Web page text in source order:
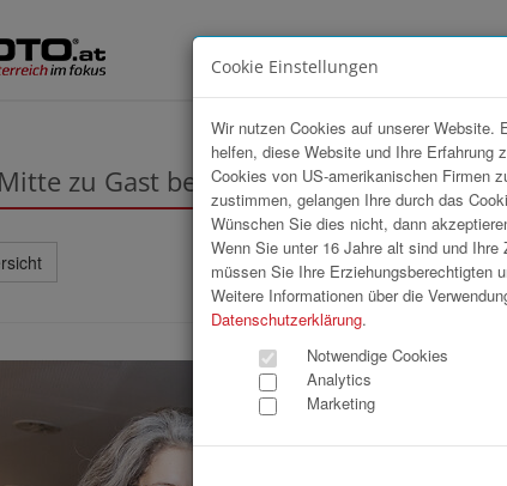
zu Gast bei TIGER
Cookie Einstellungen
Wir nutzen Cookies auf unserer Website.
helfen, diese Website und Ihre
Cookies von US-amerikanischen Firmen
zustimmen, gelangen Ihre durch das
Wünschen Sie dies nicht, dann
Wenn Sie unter 16 Jahre alt sind und
müssen Sie Ihre Erziehungsberechtigten
Weitere Informationen über die
Datenschutzerklärung.
Notwendige Cookies
Analytics
Marketing